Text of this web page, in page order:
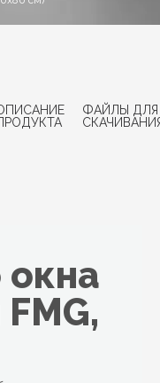
ФАЙЛЫ ДЛЯ
окна